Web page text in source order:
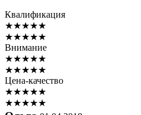
Квалификация
★★★★★
★★★★★
Внимание
★★★★★
★★★★★
Цена-качество
★★★★★
★★★★★